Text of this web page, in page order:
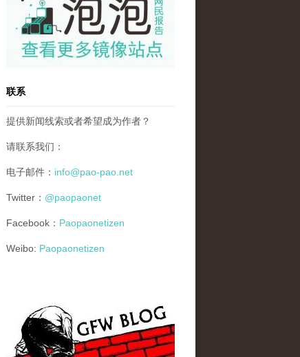
联系
提供新闻线索或者希望成为作者？
请联系我们：
电子邮件： info@pao-pao.net
Twitter： @paopaonet
Facebook： Paopaonetizen
Weibo: Paopaonetizen
gfw_blog_small.jpg